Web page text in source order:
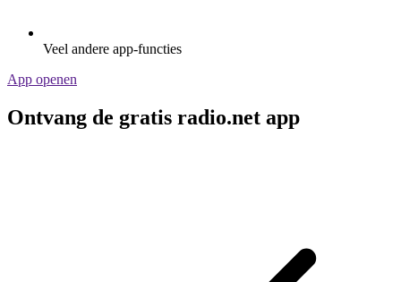
Veel andere app-functies
App openen
Ontvang de gratis radio.net app